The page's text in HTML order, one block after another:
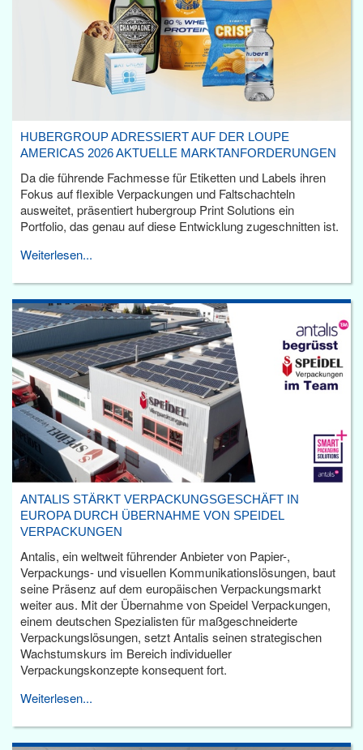
HUBERGROUP ADRESSIERT AUF DER LOUPE
AMERICAS 2026 AKTUELLE MARKTANFORDERUNGEN
Da die führende Fachmesse für Etiketten und Labels ihren
Fokus auf flexible Verpackungen und Faltschachteln
ausweitet, präsentiert hubergroup Print Solutions ein
Portfolio, das genau auf diese Entwicklung zugeschnitten ist.
Weiterlesen...
ANTALIS STÄRKT VERPACKUNGSGESCHÄFT IN
EUROPA DURCH ÜBERNAHME VON SPEIDEL
VERPACKUNGEN
Antalis, ein weltweit führender Anbieter von Papier-,
Verpackungs- und visuellen Kommunikationslösungen, baut
seine Präsenz auf dem europäischen Verpackungsmarkt
weiter aus. Mit der Übernahme von Speidel Verpackungen,
einem deutschen Spezialisten für maßgeschneiderte
Verpackungslösungen, setzt Antalis seinen strategischen
Wachstumskurs im Bereich individueller
Verpackungskonzepte konsequent fort.
Weiterlesen...